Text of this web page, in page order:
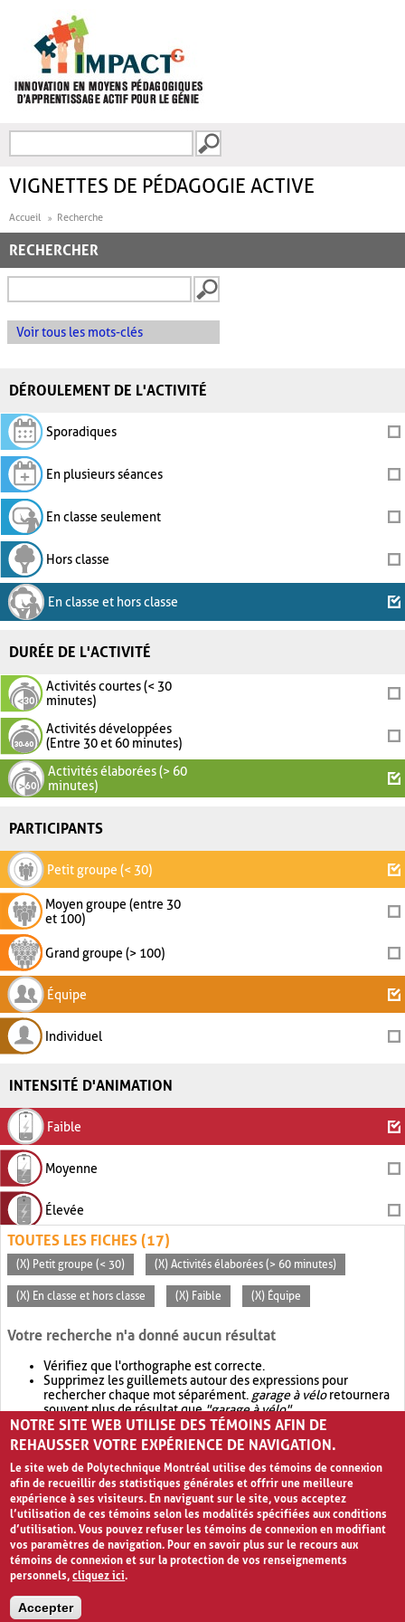
FORMULAIRE DE
VIGNETTES DE PÉDAGOGIE ACTIVE
Accueil Recherche
RECHERCHER
Voir tous les mots-clés
DÉROULEMENT DE L'ACTIVITÉ
Sporadiques
En plusieurs séances
En classe seulement
Hors classe
En classe et hors classe
DURÉE DE L'ACTIVITÉ
Activités courtes (< 30
minutes)
Activités développées
(Entre 30 et 60 minutes)
Activités élaborées (> 60
minutes)
PARTICIPANTS
Petit groupe (< 30)
Moyen groupe (entre 30
et 100)
Grand groupe (> 100)
Équipe
Individuel
INTENSITÉ D'ANIMATION
Faible
Moyenne
Élevée
TOUTES LES FICHES (17)
(X) Petit groupe (< 30) (X) Activités élaborées (> 60 minutes)
(X) En classe et hors classe (X) Faible (X) Équipe
Votre recherche n'a donné aucun résultat
Vérifiez que l'orthographe est correcte.
Supprimez les guillemets autour des expressions pour
rechercher chaque mot séparément. garage à véloretournera
souvent plus de résultat que"garage à vélo".
Envisagez d'élargir votre recherche avec OR.garage OR vélo
retournera souvent plus de résultat quegarage à vélo
NOTRE SITE WEB UTILISE DES TÉMOINS AFIN DE
REHAUSSER VOTRE EXPÉRIENCE DE NAVIGATION.
Le site web de Polytechnique Montréal utilise des témoins de connexion
afin de recueillir des statistiques générales et offrir une meilleure
expérience à ses visiteurs. En naviguant sur le site, vous acceptez
l’utilisation de ces témoins selon les modalités spécifiées aux conditions
d’utilisation. Vous pouvez refuser les témoins de connexion en modifiant
vos paramètres de navigation. Pour en savoir plus sur le recours aux
témoins de connexion et sur la protection de vos renseignements
personnels,cliquez ici.
Accepter